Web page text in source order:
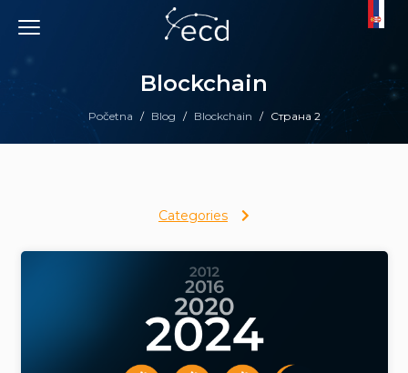
content
Početna / Blog / Blockchain / Страна 2
Blockchain
Categories